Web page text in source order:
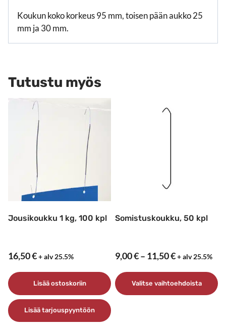
Koukun koko korkeus 95 mm, toisen pään aukko 25
mm ja 30 mm.
Tutustu myös
Jousikoukku 1 kg, 100 kpl
16,50€+ alv 25.5%
Lisää ostoskoriin
Lisää tarjouspyyntöön
Somistuskoukku, 50 kpl
9,00€– 11,50€
–
11,50 €
+ alv 25.5%
Valitse vaihtoehdoista